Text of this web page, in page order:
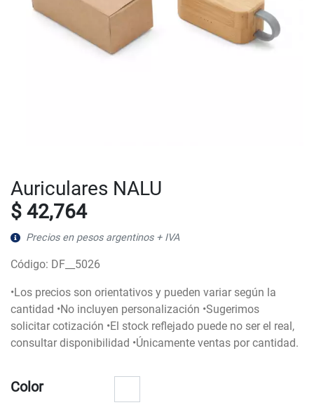
Auriculares NALU
$ 42,764
Precios en pesos argentinos + IVA
Código: DF__5026
•Los precios son orientativos y pueden variar según la
cantidad •No incluyen personalización •Sugerimos
solicitar cotización •El stock reflejado puede no ser el real,
consultar disponibilidad •Únicamente ventas por cantidad.
Color